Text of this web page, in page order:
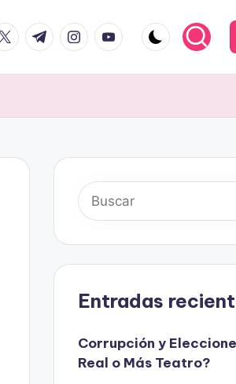
t.me instagram.com
youtube.com
Entradas
Corrupción y
Real o Más Teatro?